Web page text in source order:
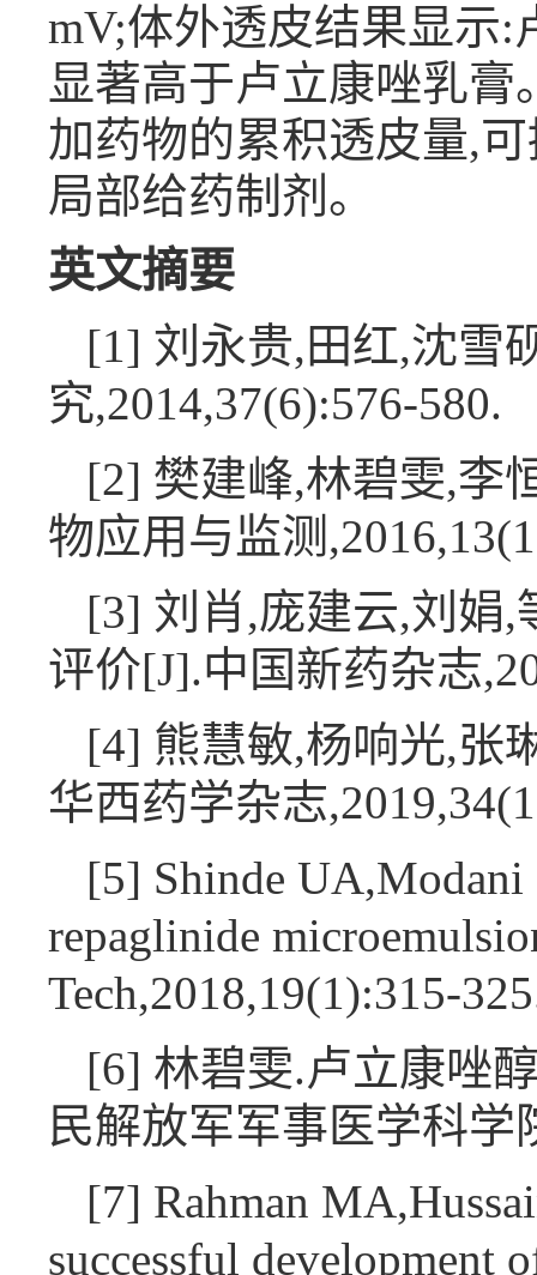
mV;体外透皮结果显示:
显著高于卢立康唑乳
加药物的累积透皮量,
局部给药制剂。
英文摘要
[1] 刘永贵,田红,沈雪
究,2014,37(6):576-580.
[2] 樊建峰,林碧雯,李
物应用与监测
[3] 刘肖,庞建云,刘娟
评价[J].中国新药杂志
[4] 熊慧敏,杨响光,张
华西药学杂志
[5] Shinde UA,Modani
repaglinide
Tech,2018,19(1):315-
[6] 林碧雯.卢立康唑
民解放军军事医学科学
[7] Rahman
successful